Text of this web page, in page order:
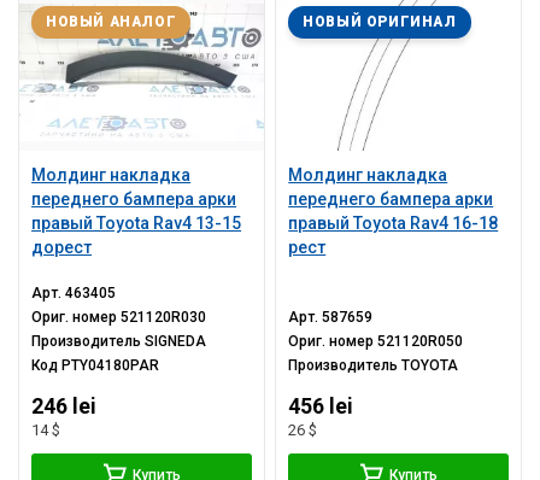
Молдинг накладка
переднего бампера арки
правый Toyota Rav4 13-15
дорест
НОВЫЙ АНАЛОГ
Арт.463405
Ориг. номер521120R030
ПроизводительSIGNEDA
Код PTY04180PAR
246 lei
14 $
Купить
Молдинг накладка
переднего бампера арки
правый Toyota Rav4 16-18
рест
НОВЫЙ ОРИГИНАЛ
Арт.587659
Ориг. номер521120R050
ПроизводительTOYOTA
456 lei
26 $
Купить